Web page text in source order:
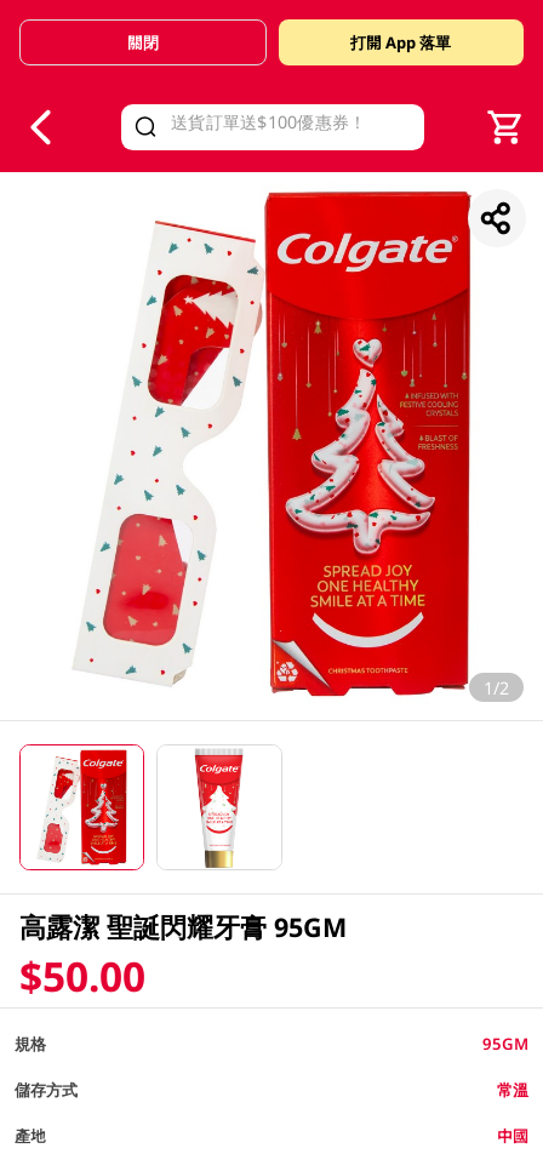
Valid Until 30 June 2026
關閉 打開 App 落單
1/2
高露潔 聖誕閃耀牙膏 95GM
$50.00
規格 95GM
儲存方式 常溫
產地 中國